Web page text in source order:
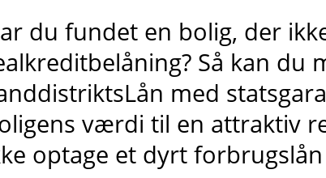
du fundet en bolig, der
Så kan du
med
værdi til en attraktiv
optage et dyrt